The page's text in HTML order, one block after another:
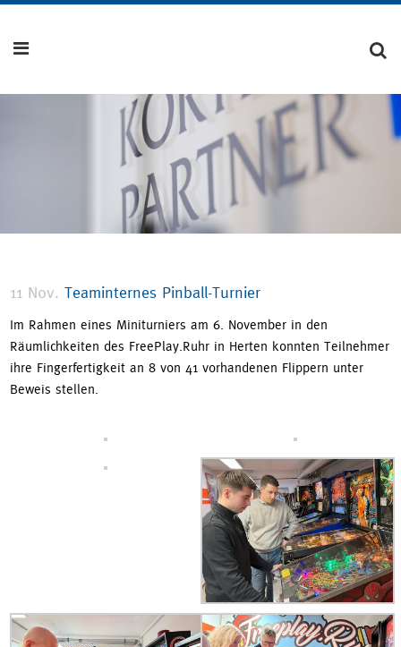
11 Nov. Teaminternes Pinball-Turnier
Im Rahmen eines Miniturniers am 6. November in den
Räumlichkeiten des FreePlay.Ruhr in Herten konnten Teilnehmer
ihre Fingerfertigkeit an 8 von 41 vorhandenen Flippern unter
Beweis stellen.